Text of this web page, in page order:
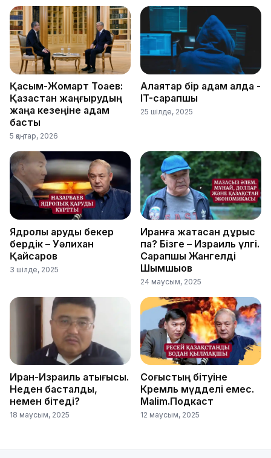
Қасым-Жомарт Тоқаев:
Қазақстан жаңғырудың
жаңа кезеңіне қадам
басты
5 қаңтар, 2026
Алаяқтар бір қадам алда -
IT-сарапшы
25 шілде, 2025
Ядролық қаруды бекер
бердік – Уәлихан
Қайсаров
3 шілде, 2025
Иранға жақтасқан дұрыс
па? Бізге – Израиль үлгі.
Сарапшы Жангелді
Шымшықов
24 маусым, 2025
Иран-Израиль қақтығысы.
Неден басталды,
немен бітеді?
18 маусым, 2025
Соғыстың бітуіне
Кремль мүдделі емес.
Malim.Подкаст
12 маусым, 2025